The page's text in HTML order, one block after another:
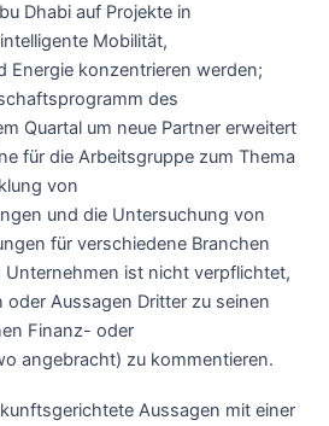
Dhabi auf Projekte in
Mobilität,
Energie konzentrieren werden;
des
Quartal um neue Partner erweitert
für die Arbeitsgruppe zum Thema
von
und die Untersuchung von
für verschiedene Branchen
Unternehmen ist nicht verpflichtet,
Aussagen Dritter zu seinen
Finanz- oder
angebracht) zu kommentieren.
Aussagen mit einer